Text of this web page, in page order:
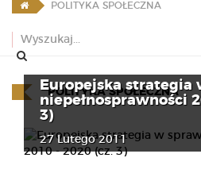
POLITYKA SPOŁECZNA
POLITYKA SPOŁECZNA
Europejska strategia
niepełnosprawności
3)
27 Lutego 2011